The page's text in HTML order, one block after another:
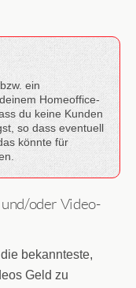
ein
Homeoffice-
du keine Kunden
so dass eventuell
könnte für
oder Video-
bekannteste,
Geld zu